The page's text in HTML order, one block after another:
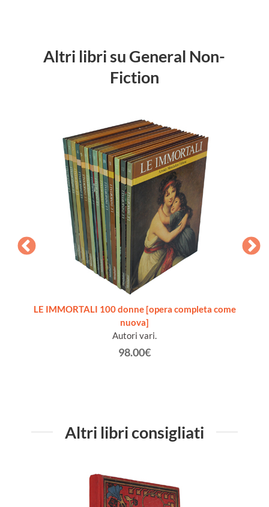
Altri libri su General Non-
Fiction
LE IMMORTALI 100 donne [opera completa come
nuova]
Autori vari.
98.00€
Altri libri consigliati